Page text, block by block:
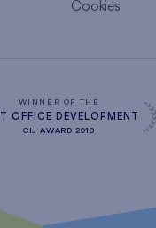
Cookies
WINNER OF THE
OFFICE DEVELOPMENT
CIJ AWARD 2010